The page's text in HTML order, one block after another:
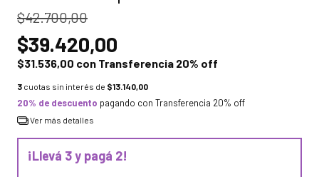
$42.700,00
$39.420,00
$31.536,00 con Transferencia 20% off
3 cuotas sin interés de $13.140,00
20% de descuento pagando con Transferencia 20% off
Ver más detalles
¡Llevá 3 y pagá 2!